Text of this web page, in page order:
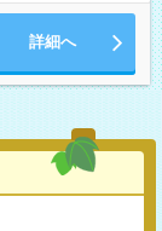
詳細へ